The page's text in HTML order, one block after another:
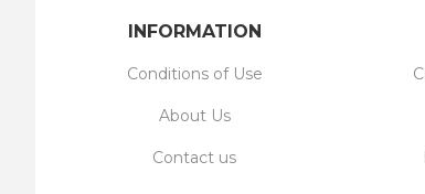
INFORMATION
Conditions of Use
About Us
Contact us